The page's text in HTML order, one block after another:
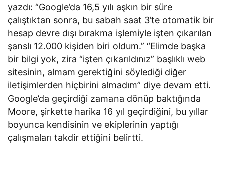
yazdı: “Google’da 16,5 yılı aşkın bir süre
çalıştıktan sonra, bu sabah saat 3’te otomatik bir
hesap devre dışı bırakma işlemiyle işten çıkarılan
şanslı 12.000 kişiden biri oldum.” “Elimde başka
bir bilgi yok, zira “işten çıkarıldınız” başlıklı web
sitesinin, almam gerektiğini söylediği diğer
iletişimlerden hiçbirini almadım” diye devam etti.
Google’da geçirdiği zamana dönüp baktığında
Moore, şirkette harika 16 yıl geçirdiğini, bu yıllar
boyunca kendisinin ve ekiplerinin yaptığı
çalışmaları takdir ettiğini belirtti.